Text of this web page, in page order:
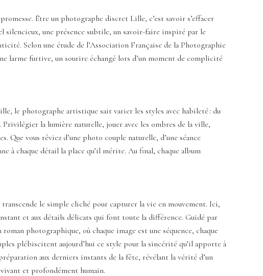
Être un photographe discret Lille, c’est savoir s’effacer
silencieux, une présence subtile, un savoir-faire inspiré par le
Selon une étude de l’Association Française de la Photographie
larme furtive, un sourire échangé lors d’un moment de complicité
le photographe artistique sait varier les styles avec habileté : du
la lumière naturelle, jouer avec les ombres de la ville,
vous rêviez d’une photo couple naturelle, d’une séance
à chaque détail la place qu’il mérite. Au final, chaque album
le simple cliché pour capturer la vie en mouvement. Ici,
et aux détails délicats qui font toute la différence. Guidé par
photographique, où chaque image est une séquence, chaque
plébiscitent aujourd’hui ce style pour la sincérité qu’il apporte à
aux derniers instants de la fête, révélant la vérité d’un
et profondément humain.